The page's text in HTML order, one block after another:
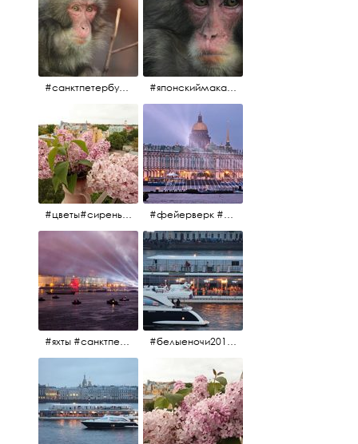
#санктпетербург #macacafuscata #macaca #ленинградскийзоопарк #снежнаяобезьяна #японскиймакак #макака #зоопарк #японскиймакак#снежнаяобезьяна#приматы#макака#зоопарк#животные#ленинградскийзоопарк#macaca#macacafuscata#санктпетербург
#цветы#сирень #розоваясирень #натюрморт #натюрмортсцветами #весна2012 #пробуждение #фейерверк #салют #парусник #санктпетербург #белыеночи2012 #белыеночи #алыепаруса2012 #алыепаруса #нева
#яхты #санктпетербург #нева #белыеночи2012 #алыепаруса #алыепаруса2012#парусник#салют#фейерверк #белыеночи2012 #белыеночи #2012 #нева #санктпетербург #яхты